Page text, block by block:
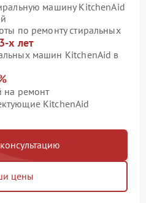
машину KitchenAid
по ремонту стиральных
х лет
машин KitchenAid в
на ремонт
KitchenAid
цены